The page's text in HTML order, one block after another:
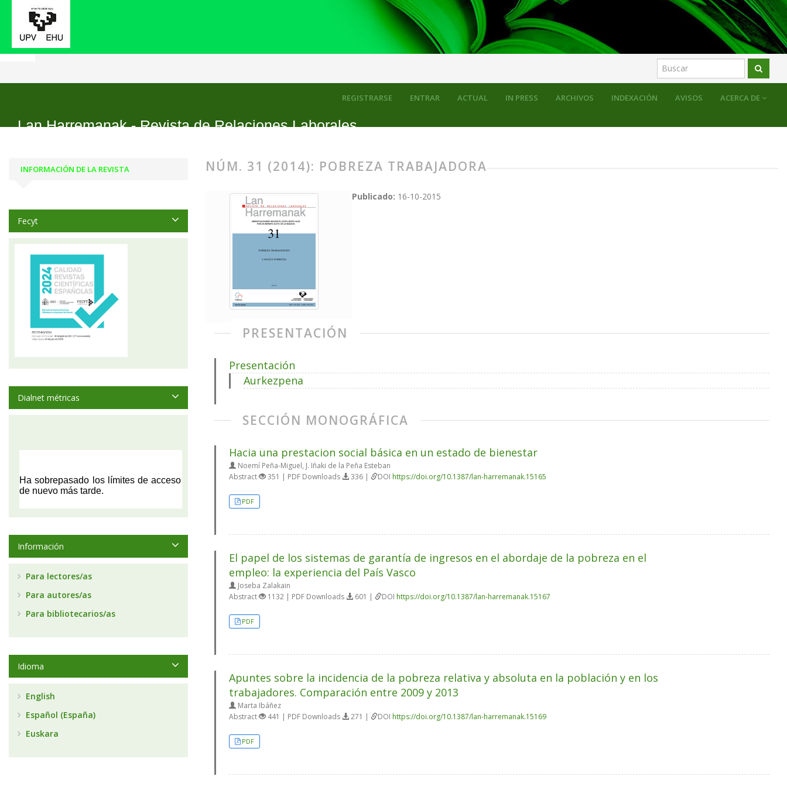
ACTUAL IN PRESS ARCHIVOS INDEXACIÓN AVISOS ACERCA DE
REGISTRARSE ENTRAR
Lan Harremanak - Revista de Relaciones Laborales
Inicio Archivos Núm. 31 (2014): Pobreza trabajadora
NÚM. 31 (2014): POBREZA TRABAJADORA
Publicado: 16-10-2015
PRESENTACIÓN
Presentación
Aurkezpena
SECCIÓN MONOGRÁFICA
Hacia una prestacion social básica en un estado de bienestar
Noemí Peña-Miguel, J. Iñaki de la Peña Esteban
Abstract
351 | PDF Downloads 336 | DOI https://doi.org/10.1387/lan-harremanak.15165
PDF
El papel de los sistemas de garantía de ingresos en el abordaje de la pobreza en el
empleo: la experiencia del País Vasco
Joseba Zalakain
Abstract
1132 | PDF Downloads 601 | DOI https://doi.org/10.1387/lan-harremanak.15167
PDF
Apuntes sobre la incidencia de la pobreza relativa y absoluta en la población y en los
trabajadores. Comparación entre 2009 y 2013
Marta Ibáñez
Abstract
441 | PDF Downloads 271 | DOI https://doi.org/10.1387/lan-harremanak.15169
PDF
INFORMACIÓN DE LA REVISTA
Fecyt
Dialnet métricas
Información
Para lectores/as
Para autores/as
Para bibliotecarios/as
Idioma
English
Español (España)
Euskara